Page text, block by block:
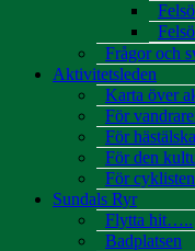
Frågor och
Aktivitetsleden
Karta över
För
För
För den
För cyklisten
Sundals Ryr
Flytta hit…..
Badplatsen